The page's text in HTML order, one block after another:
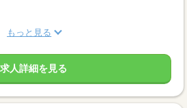
もっと見る
求人詳細を見る